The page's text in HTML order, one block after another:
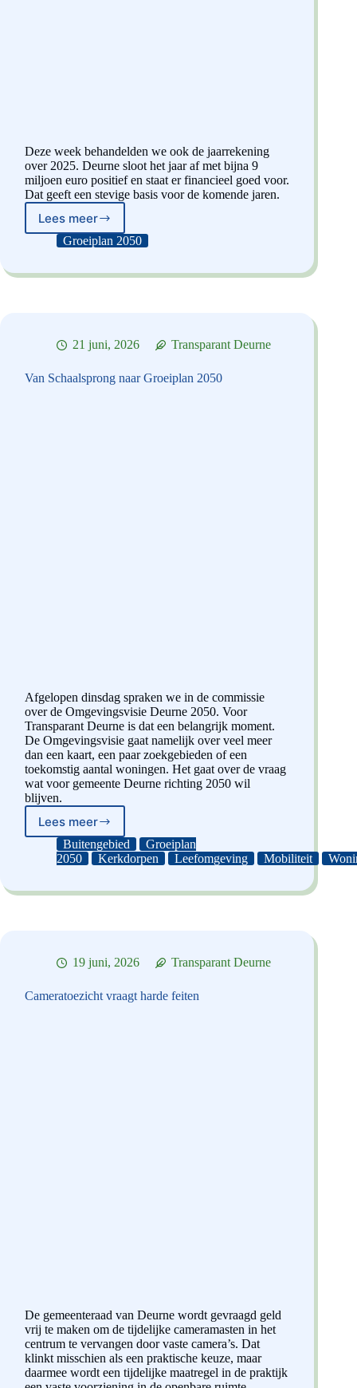
Deze week behandelden we ook de jaarrekening
over 2025. Deurne sloot het jaar af met bijna 9
miljoen euro positief en staat er financieel goed voor.
Dat geeft een stevige basis voor de komende jaren.
Lees meerJaarrekening
2025:
rekening
Groeiplan 2050
21 juni, 2026 Transparant Deurne
Van Schaalsprong naar Groeiplan 2050
Afgelopen dinsdag spraken we in de commissie
over de Omgevingsvisie Deurne 2050. Voor
Transparant Deurne is dat een belangrijk moment.
De Omgevingsvisie gaat namelijk over veel meer
dan een kaart, een paar zoekgebieden of een
toekomstig aantal woningen. Het gaat over de vraag
wat voor gemeente Deurne richting 2050 wil
blijven.
Lees meer
Van
Schaalsprong
naar
2050
Buitengebied
Groeiplan
2050
Kerkdorpen Leefomgeving Mobiliteit
19 juni, 2026 Transparant Deurne
Cameratoezicht vraagt harde feiten
De gemeenteraad van Deurne wordt gevraagd geld
vrij te maken om de tijdelijke cameramasten in het
centrum te vervangen door vaste camera’s. Dat
klinkt misschien als een praktische keuze, maar
daarmee wordt een tijdelijke maatregel in de praktijk